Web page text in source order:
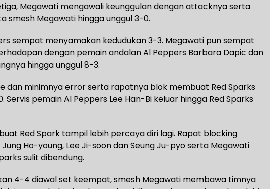
Megawati mengawali keunggulan dengan attacknya serta
smesh Megawati hingga unggul 3-0.
sempat menyamakan kedudukan 3-3. Megawati pun sempat
dengan pemain andalan Al Peppers Barbara Dapic dan
hingga unggul 8-3.
dan minimnya error serta rapatnya blok membuat Red Sparks
Servis pemain AI Peppers Lee Han-Bi keluar hingga Red Sparks
Red Spark tampil lebih percaya diri lagi. Rapat blocking
Jung Ho-young, Lee Ji-soon dan Seung Ju-pyo serta Megawati
sulit dibendung.
4-4 diawal set keempat, smesh Megawati membawa timnya